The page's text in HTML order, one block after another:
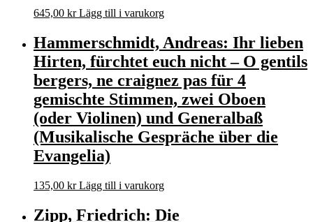
645,00 kr Lägg till i varukorg
Hammerschmidt, Andreas: Ihr lieben
Hirten, fürchtet euch nicht – O gentils
bergers, ne craignez pas für 4
gemischte Stimmen, zwei Oboen
(oder Violinen) und Generalbaß
(Musikalische Gespräche über die
Evangelia)
135,00 kr Lägg till i varukorg
Zipp, Friedrich: Die